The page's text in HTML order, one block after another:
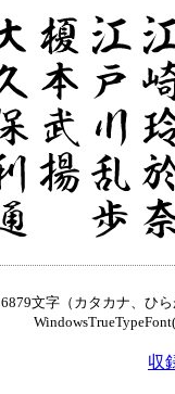
6879文字（カタカナ、ひ
収